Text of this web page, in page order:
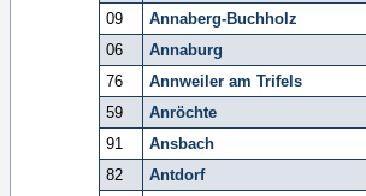
09
Annaberg-Buchholz
06
Annaburg
76
Annweiler am Trifels
59
Anröchte
91
Ansbach
82
Antdorf